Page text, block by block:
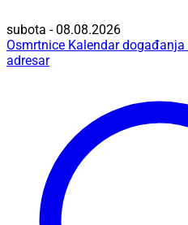
subota - 08.08.2026
Osmrtnice Kalendar događanja
adresar